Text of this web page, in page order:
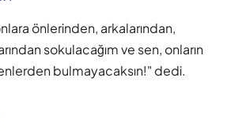
önlerinden, arkalarından,
sokulacağım ve sen, onların
bulmayacaksın!" dedi.